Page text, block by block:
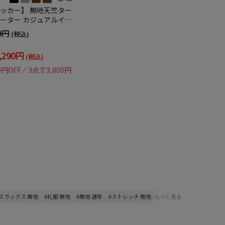
カー】 無地天竺ター
ター カジュアルイン
ナー ニット 長袖 保温 秋冬
(税込)
円 (税込)
OFF／3点で3,000円
ラックス 無地 #礼服 無地 #無地 通年 #ストレッチ 無地 もっと見る